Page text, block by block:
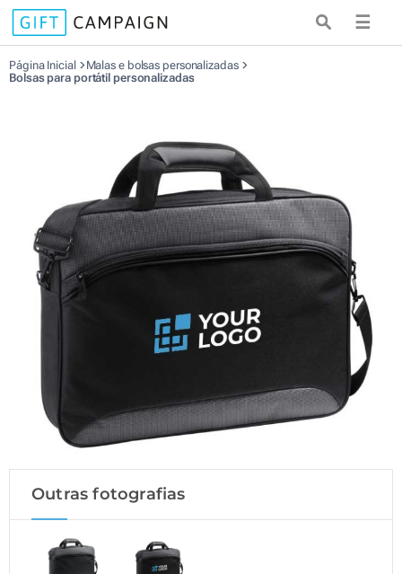
☰
Página Inicial
Malas e bolsas personalizadas
Bolsas para portátil personalizadas
Outras fotografias